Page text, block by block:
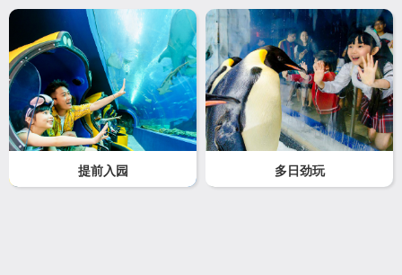
提前入园 多日劲玩